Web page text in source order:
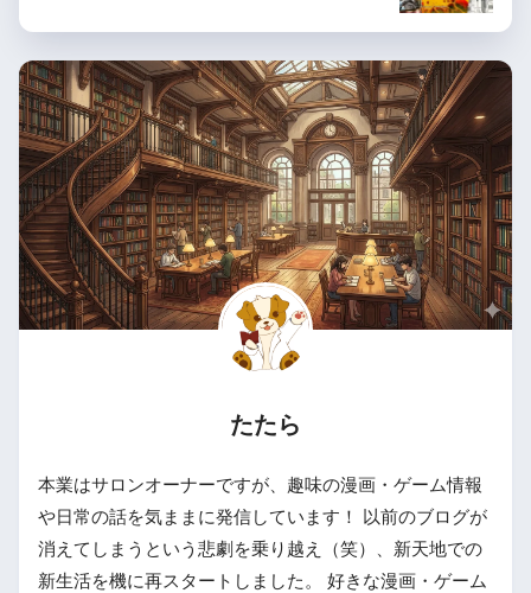
たたら
本業はサロンオーナーですが、趣味の漫画・ゲーム情報
や日常の話を気ままに発信しています！ 以前のブログが
消えてしまうという悲劇を乗り越え（笑）、新天地での
新生活を機に再スタートしました。 好きな漫画・ゲーム